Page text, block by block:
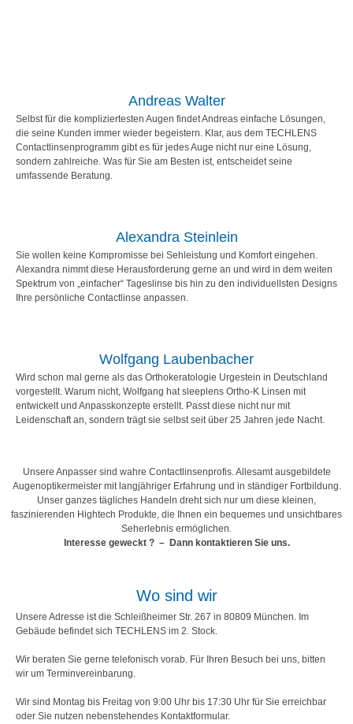
Andreas Walter
Selbst für die kompliziertesten Augen findet Andreas einfache Lösungen,
die seine Kunden immer wieder begeistern. Klar, aus dem TECHLENS
Contactlinsenprogramm gibt es für jedes Auge nicht nur eine Lösung,
sondern zahlreiche. Was für Sie am Besten ist, entscheidet seine
umfassende Beratung.
Alexandra Steinlein
Sie wollen keine Kompromisse bei Sehleistung und Komfort eingehen.
Alexandra nimmt diese Herausforderung gerne an und wird in dem weiten
Spektrum von „einfacher“ Tageslinse bis hin zu den individuellsten Designs
Ihre persönliche Contactlinse anpassen.
Wolfgang Laubenbacher
Wird schon mal gerne als das Orthokeratologie Urgestein in Deutschland
vorgestellt. Warum nicht, Wolfgang hat sleeplens Ortho-K Linsen mit
entwickelt und Anpasskonzepte erstellt. Passt diese nicht nur mit
Leidenschaft an, sondern trägt sie selbst seit über 25 Jahren jede Nacht.
Unsere Anpasser sind wahre Contactlinsenprofis. Allesamt ausgebildete
Augenoptikermeister mit langjähriger Erfahrung und in ständiger Fortbildung.
Unser ganzes tägliches Handeln dreht sich nur um diese kleinen,
faszinierenden Hightech Produkte, die Ihnen ein bequemes und unsichtbares
Seherlebnis ermöglichen.
Interesse geweckt ? – Dann kontaktieren Sie uns.
Wo sind wir
Unsere Adresse ist die Schleißheimer Str. 267 in 80809 München. Im
Gebäude befindet sich TECHLENS im 2. Stock.
Wir beraten Sie gerne telefonisch vorab. Für Ihren Besuch bei uns, bitten
wir um Terminvereinbarung.
Wir sind Montag bis Freitag von 9:00 Uhr bis 17:30 Uhr für Sie erreichbar
oder Sie nutzen nebenstehendes Kontaktformular.